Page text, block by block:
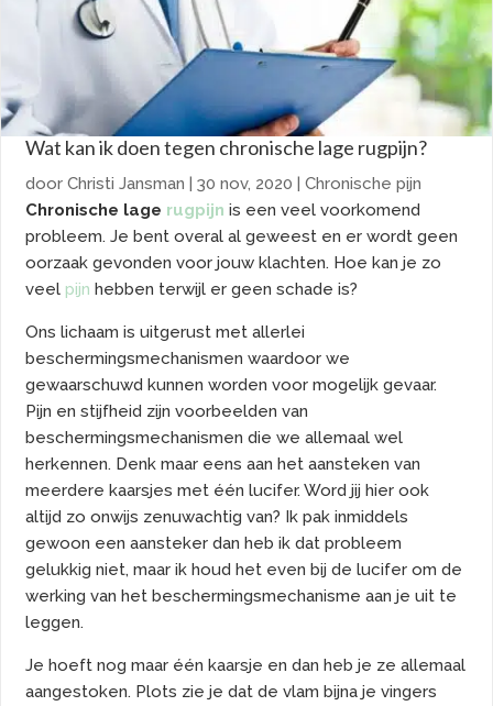
Wat kan ik doen tegen chronische lage rugpijn?
doorChristi Jansman |30 nov, 2020 |Chronische pijn
Chronische lage rugpijn is een veel voorkomend
probleem. Je bent overal al geweest en er wordt geen
oorzaak gevonden voor jouw klachten. Hoe kan je zo
veel pijn hebben terwijl er geen schade is?
Ons lichaam is uitgerust met allerlei
beschermingsmechanismen waardoor we
gewaarschuwd kunnen worden voor mogelijk gevaar.
Pijn en stijfheid zijn voorbeelden van
beschermingsmechanismen die we allemaal wel
herkennen. Denk maar eens aan het aansteken van
meerdere kaarsjes met één lucifer. Word jij hier ook
altijd zo onwijs zenuwachtig van? Ik pak inmiddels
gewoon een aansteker dan heb ik dat probleem
gelukkig niet, maar ik houd het even bij de lucifer om de
werking van het beschermingsmechanisme aan je uit te
leggen.
Je hoeft nog maar één kaarsje en dan heb je ze allemaal
aangestoken. Plots zie je dat de vlam bijna je vingers